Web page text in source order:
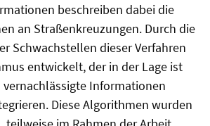
beschreiben dabei die
an Straßenkreuzungen. Durch die
Schwachstellen dieser Verfahren
entwickelt, der in der Lage ist
vernachlässigte Informationen
Diese Algorithmen wurden